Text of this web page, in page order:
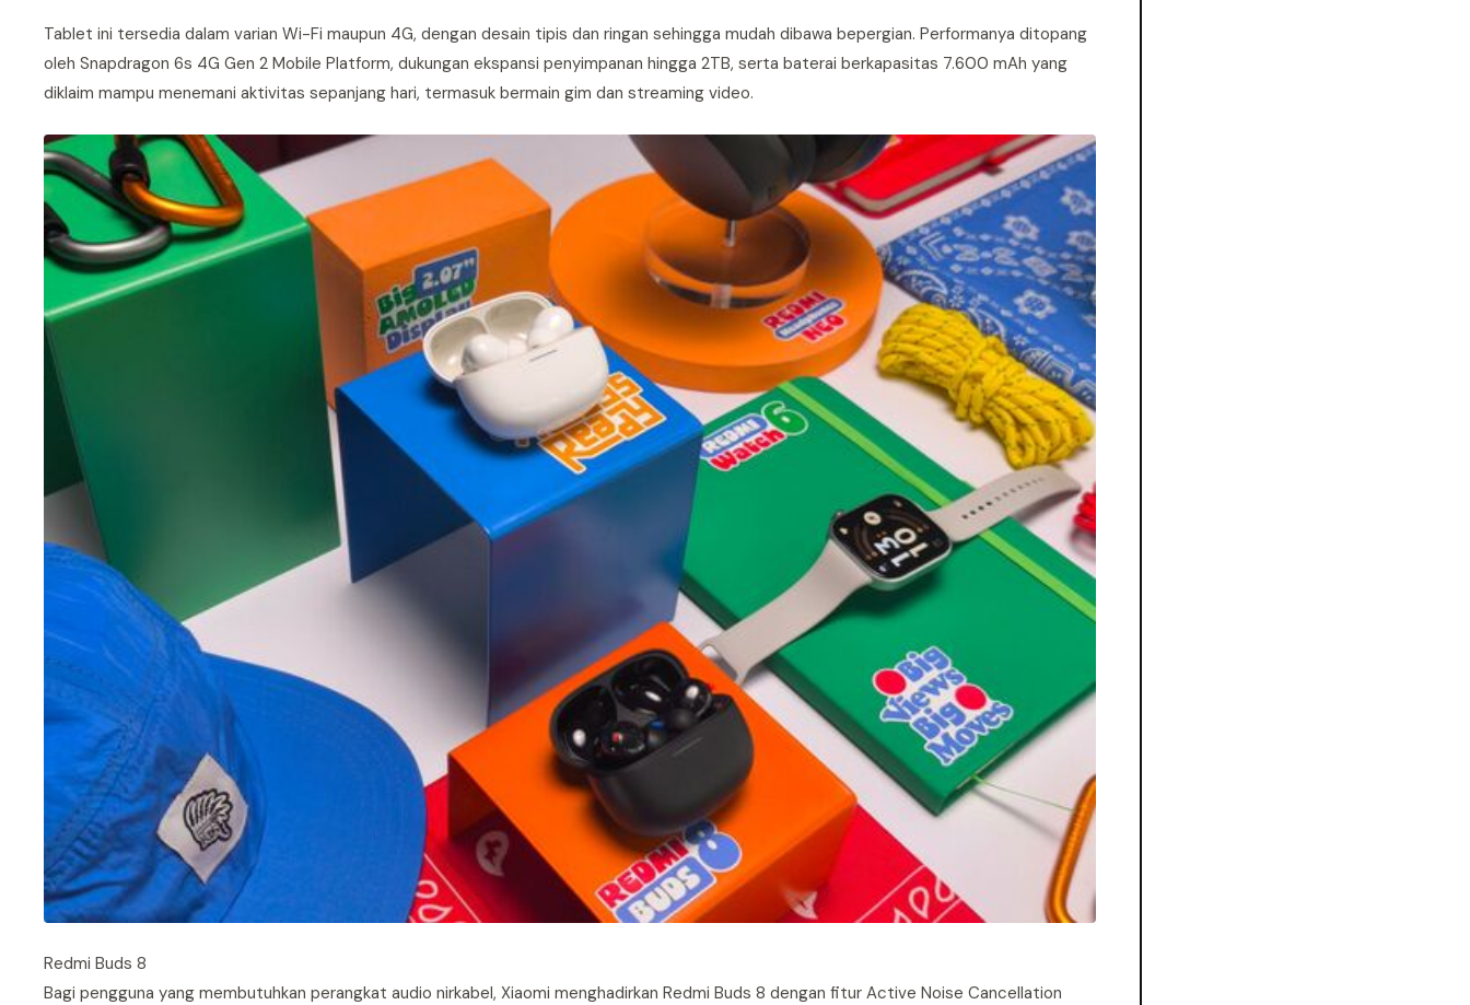
Tablet ini tersedia dalam varian Wi-Fi maupun 4G, dengan desain tipis dan ringan sehingga mudah dibawa bepergian. Performanya ditopang
oleh Snapdragon 6s 4G Gen 2 Mobile Platform, dukungan ekspansi penyimpanan hingga 2TB, serta baterai berkapasitas 7.600 mAh yang
diklaim mampu menemani aktivitas sepanjang hari, termasuk bermain gim dan streaming video.
Redmi Buds 8
Bagi pengguna yang membutuhkan perangkat audio nirkabel, Xiaomi menghadirkan Redmi Buds 8 dengan fitur Active Noise Cancellation